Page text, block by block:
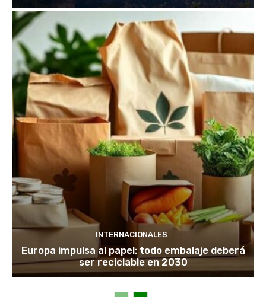
INTERNACIONALES
Europa impulsa al papel: todo embalaje deberá
ser reciclable en 2030